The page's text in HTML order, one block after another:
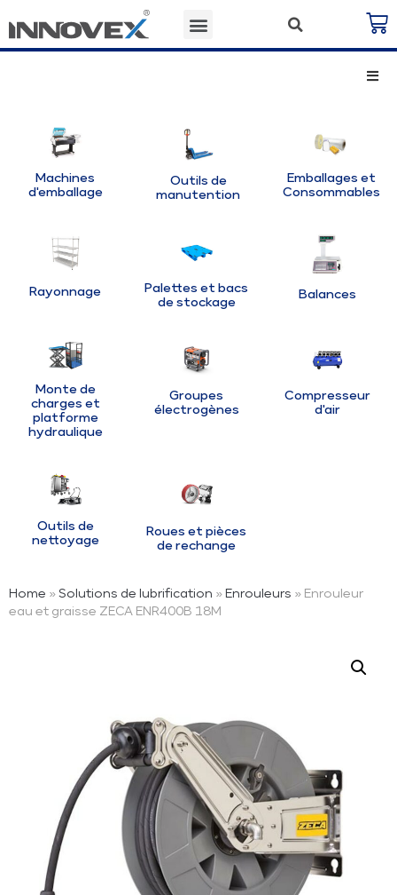
Machines
d'emballage
Outils de
manutention
Emballages et
Consommables
Rayonnage
Palettes et bacs
de stockage
Balances
Monte de
charges et
platforme
hydraulique
Groupes
électrogènes
Compresseur
d'air
Outils de
nettoyage
Roues et pièces
de rechange
Home » Solutions de lubrification » Enrouleurs » Enrouleur
eau et graisse ZECA ENR400B 18M